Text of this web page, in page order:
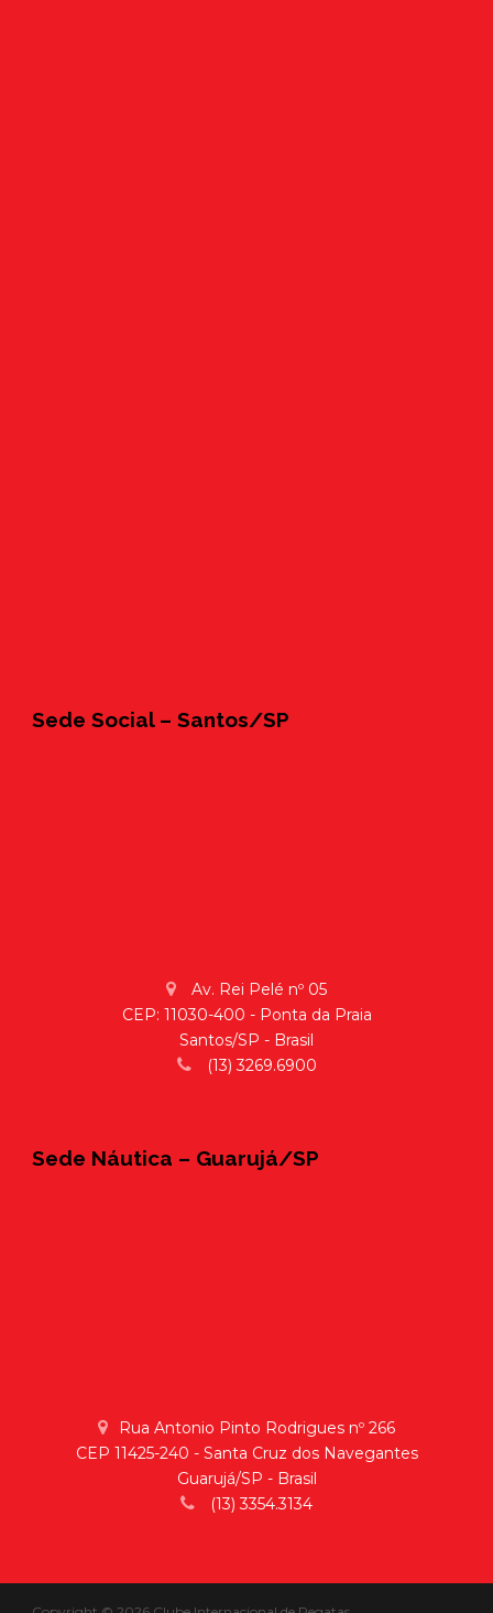
Sede Social – Santos/SP
Av. Rei Pelé nº 05
CEP: 11030-400 - Ponta da Praia
Santos/SP - Brasil
(13) 3269.6900
Sede Náutica – Guarujá/SP
Rua Antonio Pinto Rodrigues nº 266
CEP 11425-240 - Santa Cruz dos Navegantes
Guarujá/SP - Brasil
(13) 3354.3134